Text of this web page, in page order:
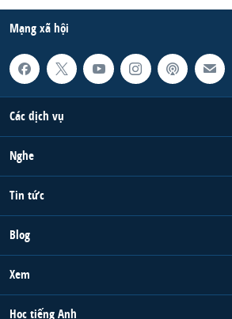
Mạng xã hội
Các dịch vụ
Nghe
Tin tức
Blog
Xem
Học tiếng Anh